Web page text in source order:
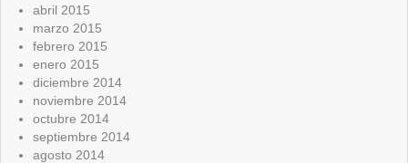
abril 2015
marzo 2015
febrero 2015
enero 2015
diciembre 2014
noviembre 2014
octubre 2014
septiembre 2014
agosto 2014